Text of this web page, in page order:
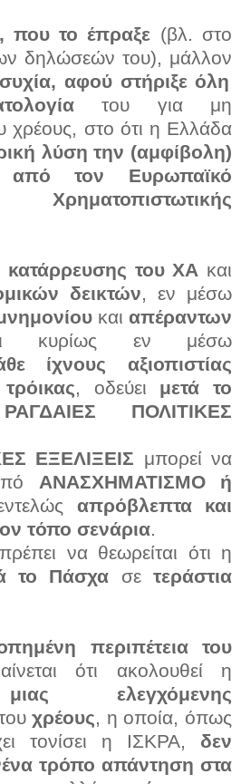
που το έπραξε (βλ. στο
δηλώσεών του), μάλλον
αφού στήριξε όλη
του για μη
χρέους, στο ότι η Ελλάδα
λύση την (αμφίβολη)
από τον Ευρωπαϊκό
του ΧΑ και
δεικτών , εν μέσω
και απέραντων
κυρίως εν μέσω
ίχνους αξιοπιστίας
τρόικας , οδεύει μετά το
ΡΑΓΔΑΙΕΣ ΠΟΛΙΤΙΚΕΣ
ΕΞΕΛΙΞΕΙΣ μπορεί να
ΑΝΑΣΧΗΜΑΤΙΣΜΟ ή
απρόβλεπτα και
τόπο σενάρια
να θεωρείται ότι η
το Πάσχα σετεράστια
περιπέτεια του
ότι ακολουθεί η
ελεγχόμενης
χρέους , η οποία, όπως
τονίσει η ΙΣΚΡΑ,
δεν
τρόπο απάντηση στα